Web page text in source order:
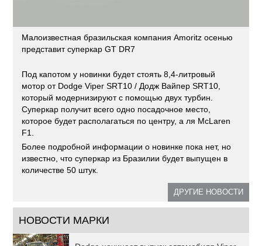
Малоизвестная бразильская компания Amoritz осенью
представит суперкар GT DR7
Под капотом у новинки будет стоять 8,4-литровый
мотор от Dodge Viper SRT10 / Додж Вайпер SRT10,
который модернизируют с помощью двух турбин.
Суперкар получит всего одно посадочное место,
которое будет располагаться по центру, а ля McLaren
F1.
Более подробной информации о новинке пока нет, но
известно, что суперкар из Бразилии будет выпущен в
количестве 50 штук.
ДРУГИЕ НОВОСТИ
НОВОСТИ МАРКИ